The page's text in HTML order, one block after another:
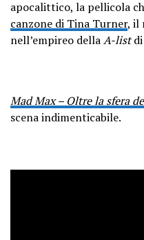
apocalittico, la pellicola
canzone di Tina Turner, il
nell’empireo dellaA-listdi
Mad Max – Oltre la sfera
scena indimenticabile.